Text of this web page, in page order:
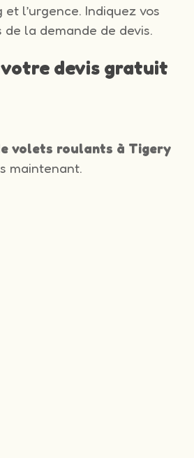
l’urgence. Indiquez vos
la demande de devis.
votre devis gratuit
volets roulants à Tigery
maintenant.